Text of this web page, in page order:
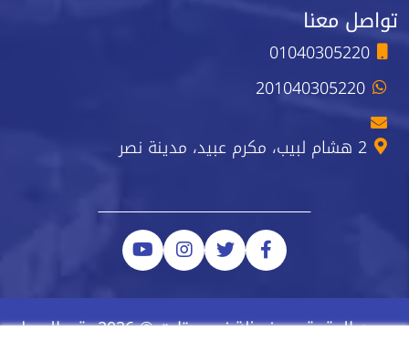
تواصل معنا
01040305220
201040305220
2 هشام لبيب، مكرم عبيد، مدينة نصر
جميع الحقوق محفوظة نيو ستارت © 2026 رقم السجل